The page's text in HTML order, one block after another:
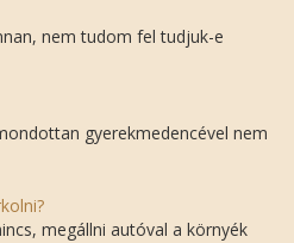
nem tudom fel tudjuk-e
gyerekmedencével nem
megállni autóval a környék